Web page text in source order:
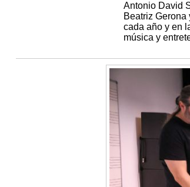
Antonio David
Beatriz
cada año y en
música y